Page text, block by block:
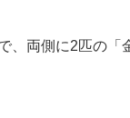
、両側に2匹の「